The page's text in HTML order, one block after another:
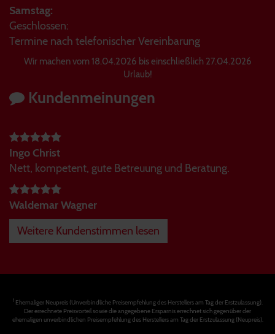
Samstag:
Geschlossen:
Termine nach telefonischer Vereinbarung
Wir machen vom 18.04.2026 bis einschließlich 27.04.2026
Urlaub!
Kundenmeinungen
Ingo Christ
Nett, kompetent, gute Betreuung und Beratung.
Waldemar Wagner
Weitere Kundenstimmen lesen
1Ehemaliger Neupreis (Unverbindliche Preisempfehlung des Herstellers am Tag der Erstzulassung).
Der errechnete Preisvorteil sowie die angegebene Ersparnis errechnet sich gegenüber der
ehemaligen unverbindlichen Preisempfehlung des Herstellers am Tag der Erstzulassung (Neupreis).